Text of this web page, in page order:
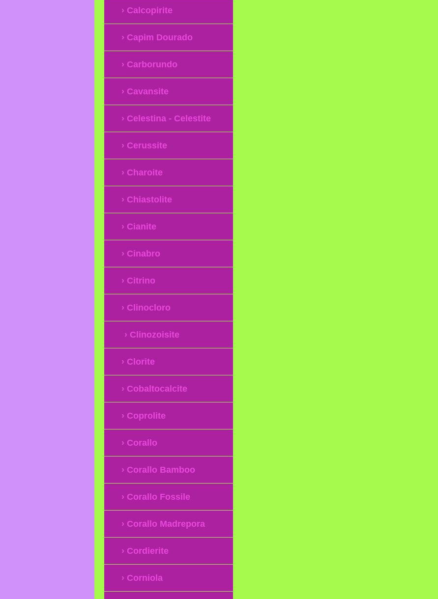
Calcopirite
Capim Dourado
Carborundo
Cavansite
Celestina - Celestite
Cerussite
Charoite
Chiastolite
Cianite
Cinabro
Citrino
Clinocloro
Clinozoisite
Clorite
Cobaltocalcite
Coprolite
Corallo
Corallo Bamboo
Corallo Fossile
Corallo Madrepora
Cordierite
Corniola